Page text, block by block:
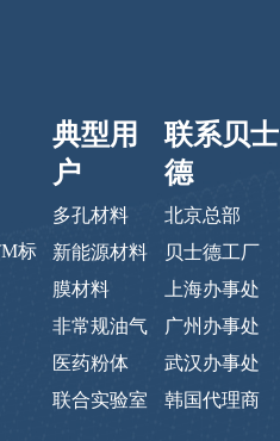
标
典型用
户
多孔材料
新能源材料
膜材料
非常规油气
医药粉体
联合实验室
联系贝士
德
北京总部
贝士德工厂
上海办事处
广州办事处
武汉办事处
韩国代理商